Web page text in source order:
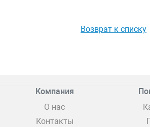
Возврат к списку
Компания
О нас
Контакты